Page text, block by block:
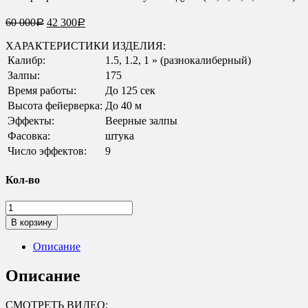
60 000Р 42 300Р
ХАРАКТЕРИСТИКИ ИЗДЕЛИЯ:
Калибр:
1.5, 1.2, 1 » (разнокалиберный)
Залпы:
175
Время работы:
До 125 сек
Высота фейерверка: До 40 м
Эффекты:
Веерные залпы
Фасовка:
штука
Число эффектов:
9
Кол-во
Количество
товара
Фейерверк
РС910
РС9230
Русская
(1",
В корзину
Описание
Описание
СМОТРЕТЬ ВИДЕО: